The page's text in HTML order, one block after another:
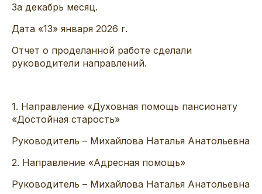
За декабрь месяц.
Дата «13» января 2026 г.
Отчет о проделанной работе сделали
руководители направлений.
1. Направление «Духовная помощь пансионату
«Достойная старость»
Руководитель – Михайлова Наталья Анатольевна
2. Направление «Адресная помощь»
Руководитель – Михайлова Наталья Анатольевна